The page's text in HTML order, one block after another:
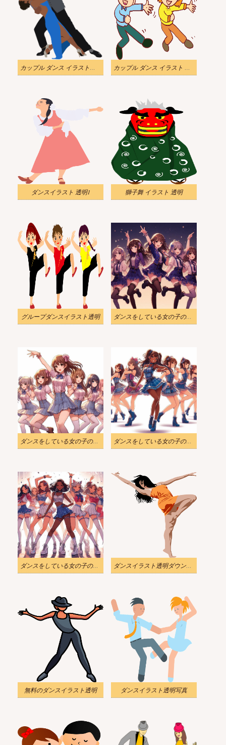
カップル ダンス イラスト透明背景 カップル ダンス イラスト 透明
ダンスイラスト 透明1 獅子舞 イラスト 透明
グループダンスイラスト透明 ダンスをしている女の子のグループのイラスト
ダンスをしている女の子のグループのイラスト 2 ダンスをしている女の子のグループのイラスト 3
ダンスをしている女の子のグループのイラスト 4 ダンスイラスト透明ダウンロード
無料のダンスイラスト透明 ダンスイラスト透明写真